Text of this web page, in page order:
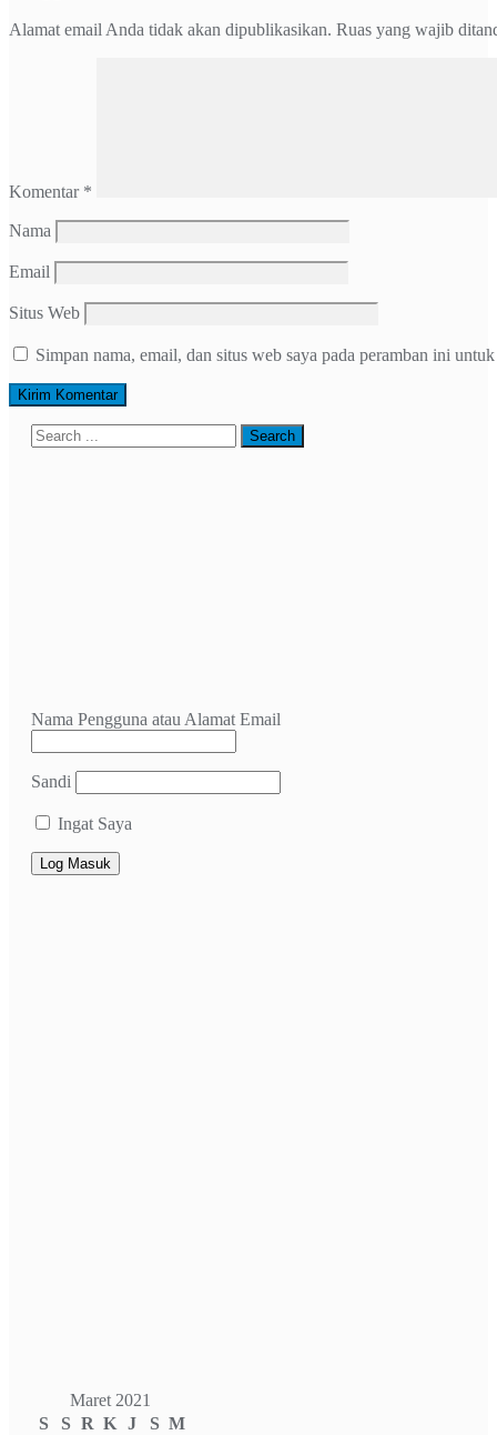
Alamat email Anda tidak akan dipublikasikan. Ruas yang wajib
Komentar *
Nama
Email
Situs Web
Simpan nama, email, dan situs web saya pada peramban ini
Nama Pengguna atau Alamat Email
Sandi
Ingat Saya
Maret 2021
S
S R K J S M